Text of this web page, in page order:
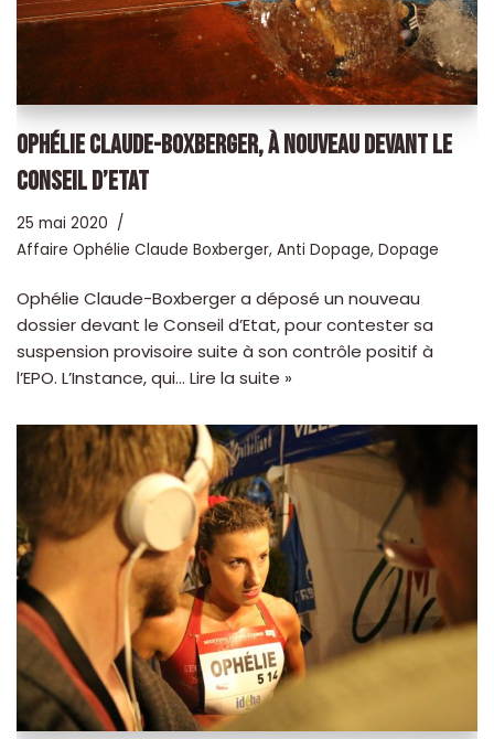
OPHÉLIE CLAUDE-BOXBERGER, À NOUVEAU DEVANT LE
CONSEIL D’ETAT
25 mai 2020
Affaire Ophélie Claude Boxberger, Anti Dopage, Dopage
Ophélie Claude-Boxberger a déposé un nouveau
dossier devant le Conseil d’Etat, pour contester sa
suspension provisoire suite à son contrôle positif à
l’EPO. L’Instance, qui… Lire la suite »